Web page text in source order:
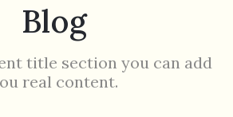
Blog
title section you can add
real content.